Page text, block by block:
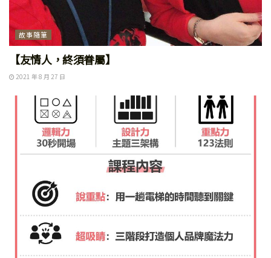
故事隨筆
【友情人，終須眷屬】
2021 年 8 月 27 日